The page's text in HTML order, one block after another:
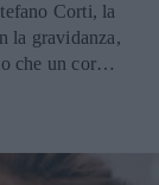
Corti, la
la gravidanza,
che un corpo